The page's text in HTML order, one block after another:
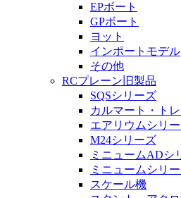
EPボート
GPボート
ヨット
インポートモデル
その他
RCプレーン旧製品
SQSシリーズ
カルマート・ト
エアリウムシリ
M24シリーズ
ミニュームADシ
ミニュームシリ
スケール機